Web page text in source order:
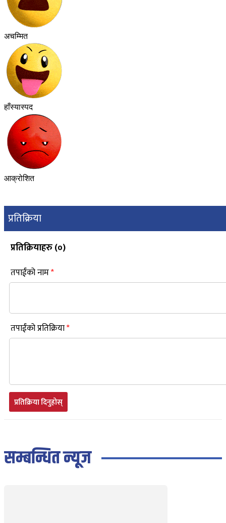
अचम्मित
हाँस्यास्पद
आक्रोशित
प्रतिक्रिया
प्रतिक्रियाहरु (०)
तपाईंको नाम*
तपाईंको प्रतिक्रिया*
प्रतिक्रिया दिनुहोस्
सम्बन्धित न्यूज